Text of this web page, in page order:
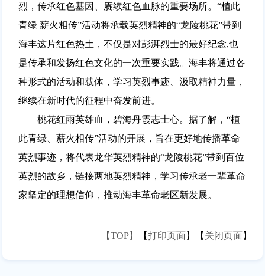
烈，传承红色基因、赓续红色血脉的重要场所。“植此
青绿 薪火相传”活动将承载英烈精神的“龙陵桃花”带到
海丰这片红色热土，不仅是对彭湃烈士的最好纪念,也
是传承和发扬红色文化的一次重要实践。海丰将通过各
种形式的活动和载体，学习英烈事迹、汲取精神力量，
继续在新时代的征程中奋发前进。
桃花红雨英雄血，碧海丹霞志士心。据了解，“植
此青绿、薪火相传”活动的开展，旨在更好地传播革命
英烈事迹，将代表龙华英烈精神的“龙陵桃花”带到百位
英烈的故乡，链接两地英烈精神，学习传承老一辈革命
家坚定的理想信仰，推动海丰革命老区新发展。
【TOP】 【打印页面】【 关闭页面】